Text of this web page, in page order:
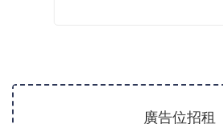
廣告位招租